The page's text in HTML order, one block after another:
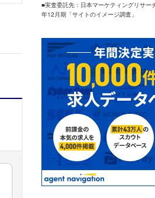
■実査委託先：日本マーケティングリサー
年12月期「サイトのイメージ調査」